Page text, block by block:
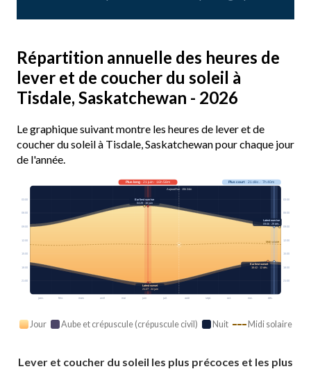
Répartition annuelle des heures de
lever et de coucher du soleil à
Tisdale, Saskatchewan - 2026
Le graphique suivant montre les heures de lever et de
coucher du soleil à Tisdale, Saskatchewan pour chaque jour
de l'année.
janv. févr. mars avril mai juin juil. août sept. oct. nov. déc.
Midi solaire
03:00 03:00
06:00 06:00
09:00 09:00
12:00 12:00
15:00 15:00
18:00 18:00
21:00 21:00
Plus long· 21 juin · 16h 58m Plus court· 21 déc. · 7h 40m
Aujourd’hui · 15h 24m
Earliest sunrise
04:28 · 16 juin
Latest sunrise
09:06 · 29 déc.
Earliest sunset
16:42 · 12 déc.
Latest sunset
21:27 · 24 juin
Jour Aube et crépuscule (crépuscule civil) Nuit Midi solaire
Lever et coucher du soleil les plus précoces et les plus